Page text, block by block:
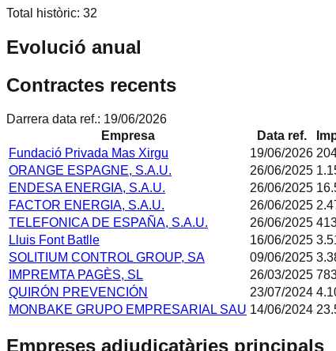
Total històric: 32
Evolució anual
Contractes recents
Darrera data ref.: 19/06/2026
Empresa
Data ref.
Fundació Privada Mas Xirgu
19/06/2026
ORANGE ESPAGNE, S.A.U.
26/06/2025
ENDESA ENERGIA, S.A.U.
26/06/2025
FACTOR ENERGIA, S.A.U.
26/06/2025
TELEFONICA DE ESPAÑA, S.A.U.
26/06/2025
Lluis Font Batlle
16/06/2025
SOLITIUM CONTROL GROUP, SA
09/06/2025
IMPREMTA PAGÈS, SL
26/03/2025
QUIRÓN PREVENCIÓN
23/07/2024
MONBAKE GRUPO EMPRESARIAL SAU 14/06/2024
Empreses adjudicatàries principals